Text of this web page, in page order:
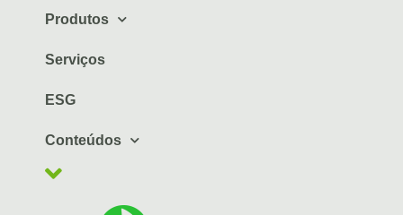
Produtos
Serviços
ESG
Conteúdos